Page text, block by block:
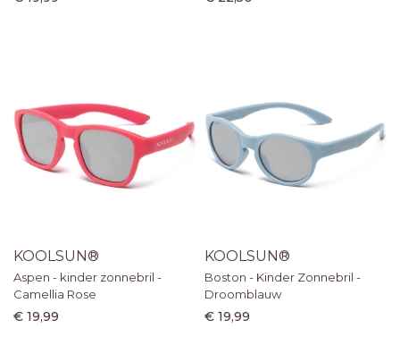
KOOLSUN®
Aspen - kinder zonnebril -
Camellia Rose
€ 19,99
KOOLSUN®
Boston - Kinder Zonnebril -
Droomblauw
€ 19,99